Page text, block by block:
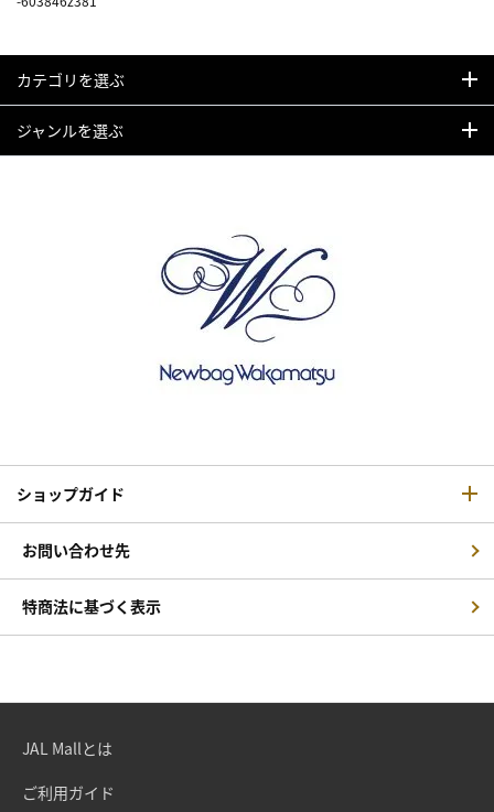
カテゴリを選ぶ
ジャンルを選ぶ
ショップガイド
お問い合わせ先
特商法に基づく表示
JAL Mallとは
ご利用ガイド